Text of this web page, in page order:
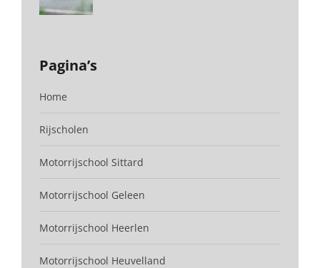
Pagina’s
Home
Rijscholen
Motorrijschool Sittard
Motorrijschool Geleen
Motorrijschool Heerlen
Motorrijschool Heuvelland